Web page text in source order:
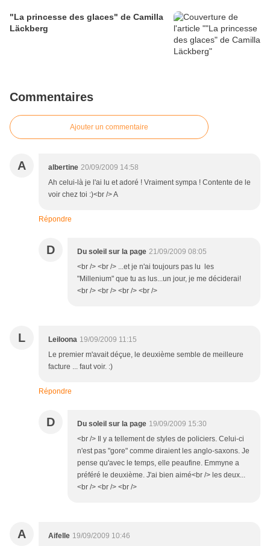
"La princesse des glaces" de Camilla
Läckberg
Commentaires
Ajouter un commentaire
A albertine 20/09/2009 14:58
Ah celui-là je l'ai lu et adoré ! Vraiment sympa ! Contente de le
voir chez toi :)<br /> A
Répondre
D Du soleil sur la page 21/09/2009 08:05
<br /> <br /> ...et je n'ai toujours pas lu les
"Millenium" que tu as lus...un jour, je me déciderai!
<br /> <br /> <br /> <br />
L Leiloona 19/09/2009 11:15
Le premier m'avait déçue, le deuxième semble de meilleure
facture ... faut voir. :)
Répondre
D Du soleil sur la page 19/09/2009 15:30
<br /> Il y a tellement de styles de policiers. Celui-ci
n'est pas "gore" comme diraient les anglo-saxons. Je
pense qu'avec le temps, elle peaufine. Emmyne a
préféré le deuxième. J'ai bien aimé<br /> les deux...
<br /> <br /> <br />
A Aifelle 19/09/2009 10:46